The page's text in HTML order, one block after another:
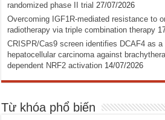
randomized phase II trial 27/07/2026
Overcoming IGF1R-mediated resistance to
radiotherapy via triple combination therapy
CRISPR/Cas9 screen identifies DCAF4 as
hepatocellular carcinoma against
dependent NRF2 activation 14/07/2026
Từ khóa phổ biến